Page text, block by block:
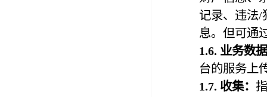
记录、违法/
息。但可通
1.6. 业务数
台的服务上
1.7. 收集：